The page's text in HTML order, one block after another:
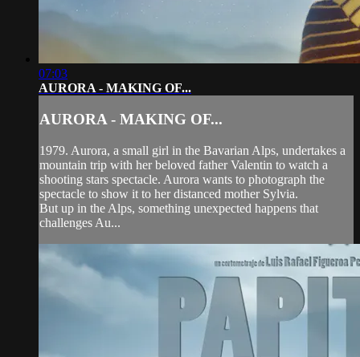
07:03
AURORA - MAKING OF...
AURORA - MAKING OF...
1979. Aurora, a small girl in the Bavarian Alps, undertakes a
mountain trip with her beloved father Valentin to watch a
shooting stars spectacle. Aurora wants to photograph the
spectacle to show it to her distanced mother Sylvia.
But up in the Alps, something unexpected happens that
challenges Au...